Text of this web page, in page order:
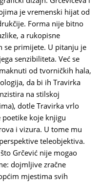
je vremenski hijat od
Forma nije bitno
a rukopisne
se primijete. U pitanju je
senzibiliteta. Već se
od tvorničkih hala,
da bi ih Travirka
na stilskoj
dotle Travirka vrlo
koje knjigu
i vizura. U tome mu
teleobjektiva.
Grčević nije mogao
dojmljive zračne
mjestima svih